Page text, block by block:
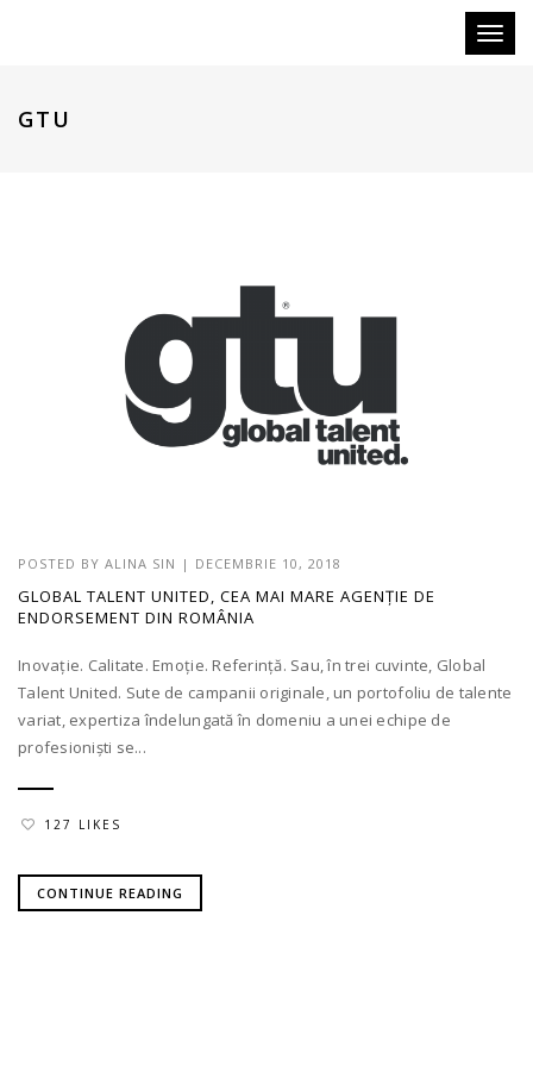
Toggle
GTU
POSTED BY ALINA SIN | DECEMBRIE 10, 2018
GLOBAL TALENT UNITED, CEA MAI MARE AGENȚIE DE
ENDORSEMENT DIN ROMÂNIA
Inovație. Calitate. Emoție. Referință. Sau, în trei cuvinte, Global
Talent United. Sute de campanii originale, un portofoliu de talente
variat, expertiza îndelungată în domeniu a unei echipe de
profesioniști se...
127 LIKES
CONTINUE READING